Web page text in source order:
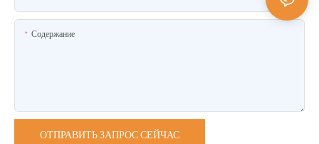
Содержание
ОТПРАВИТЬ ЗАПРОС СЕЙЧАС